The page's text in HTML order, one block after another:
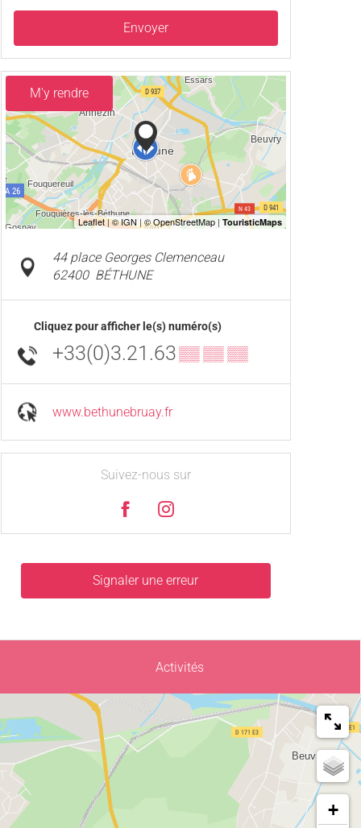
Envoyer
M'y rendre
44 place Georges Clemenceau
62400 BÉTHUNE
Cliquez pour afficher le(s) numéro(s)
+33(0)3.21.63▒▒ ▒▒ ▒▒
www.bethunebruay.fr
Suivez-nous sur
Signaler une erreur
Activités
+